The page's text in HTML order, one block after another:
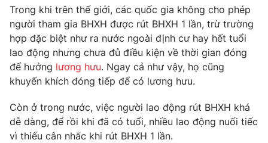
Hậu trường
Nhân vật
Khán giả
Giải trí
Điện ảnh
Âm nhạc
Sao
Đời sống
Du lịch
Chất lượng cuộc sống
Giáo dục
Tuyển sinh
Học trực tuyến
Công nghệ
Hitech Công nghệ tương lai
Trong khi trên thế giới, các quốc gia không cho phép
người tham gia BHXH được rút BHXH 1 lần, trừ trường
hợp đặc biệt như ra nước ngoài định cư hay hết tuổi
lao động nhưng chưa đủ điều kiện về thời gian đóng
để hưởng lương hưu. Ngay cả như vậy, họ cũng
khuyến khích đóng tiếp để có lương hưu.
Còn ở trong nước, việc người lao động rút BHXH khá
dễ dàng, để rồi khi đã có tuổi, nhiều lao động nuối tiếc
vì thiếu cân nhắc khi rút BHXH 1 lần.